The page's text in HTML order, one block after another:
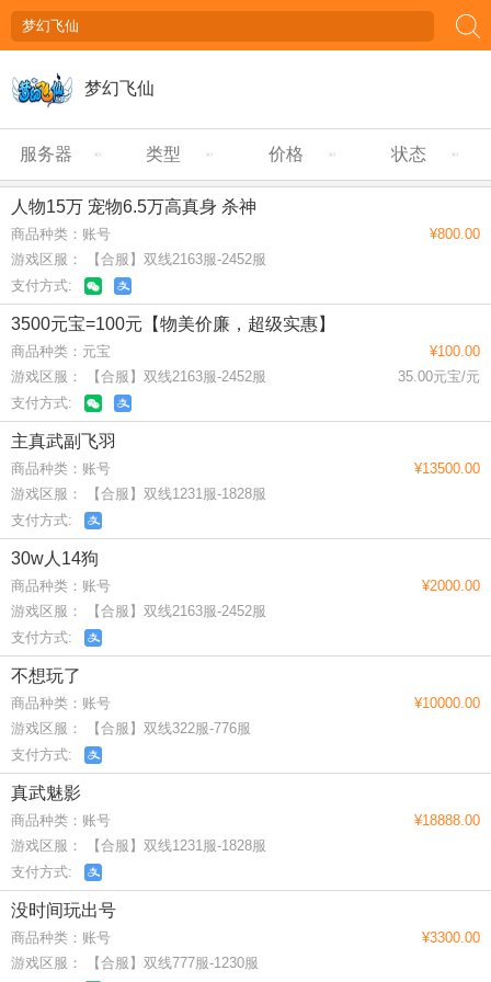
梦幻飞仙
服务器 类型 价格 状态
人物15万 宠物6.5万高真身 杀神
商品种类：账号
游戏区服： 【合服】双线2163服-2452服
支付方式:
¥800.00
3500元宝=100元【物美价廉，超级实惠】
商品种类：元宝
游戏区服： 【合服】双线2163服-2452服
支付方式:
¥100.00
35.00元宝/元
主真武副飞羽
商品种类：账号
游戏区服： 【合服】双线1231服-1828服
支付方式:
¥13500.00
30w人14狗
商品种类：账号
游戏区服： 【合服】双线2163服-2452服
支付方式:
¥2000.00
不想玩了
商品种类：账号
游戏区服： 【合服】双线322服-776服
支付方式:
¥10000.00
真武魅影
商品种类：账号
游戏区服： 【合服】双线1231服-1828服
支付方式:
¥18888.00
没时间玩出号
商品种类：账号
游戏区服： 【合服】双线777服-1230服
¥3300.00